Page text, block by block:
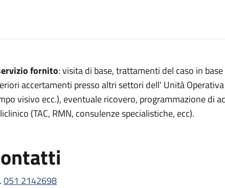
oculistico
oculistico
pronto soccorso oculistico
oculistico
soccorso oculistico
fornito: visita di base, trattamenti del caso in
accertamenti presso altri settori dell' Unità
visivo ecc.), eventuale ricovero, programmazione di
(TAC, RMN, consulenze specialistiche, ecc).
051 2142698